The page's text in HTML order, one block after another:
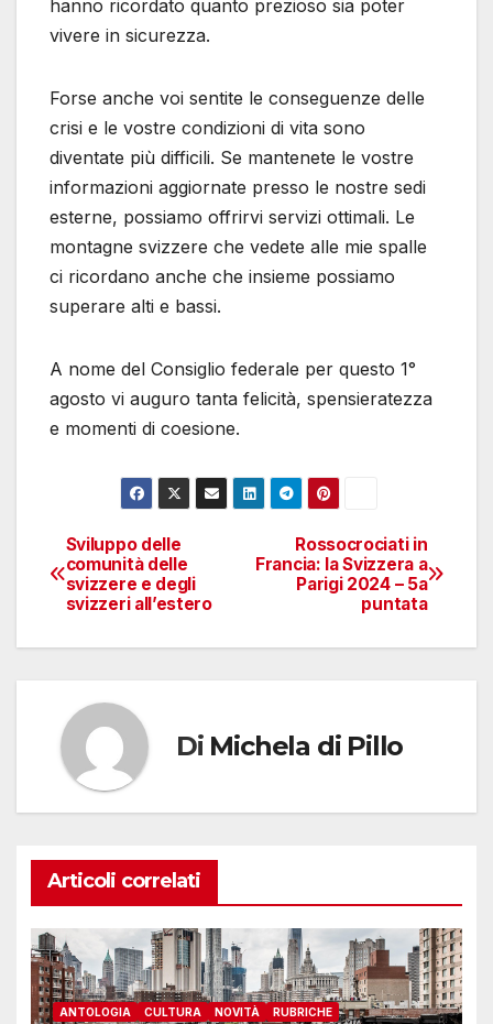
hanno ricordato quanto prezioso sia poter
vivere in sicurezza.
Forse anche voi sentite le conseguenze delle
crisi e le vostre condizioni di vita sono
diventate più difficili. Se mantenete le vostre
informazioni aggiornate presso le nostre sedi
esterne, possiamo offrirvi servizi ottimali. Le
montagne svizzere che vedete alle mie spalle
ci ricordano anche che insieme possiamo
superare alti e bassi.
A nome del Consiglio federale per questo 1°
agosto vi auguro tanta felicità, spensieratezza
e momenti di coesione.
Navigazione
articoli
Rossocrociati in
Francia: la Svizzera a
Parigi 2024 – 5a
puntata
Sviluppo delle
comunità delle
svizzere e degli
svizzeri all’estero
Di Michela di Pillo
Articoli correlati
ANTOLOGIA CULTURA NOVITÀ RUBRICHE